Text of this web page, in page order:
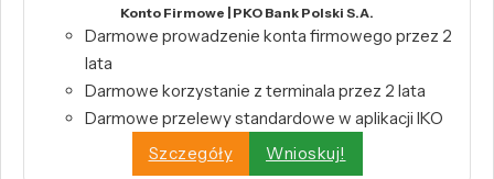
Konto Firmowe | PKO Bank Polski S.A.
Darmowe prowadzenie konta firmowego przez 2
lata
Darmowe korzystanie z terminala przez 2 lata
Darmowe przelewy standardowe w aplikacji IKO
Szczegóły
Wnioskuj!